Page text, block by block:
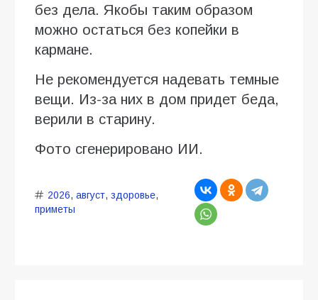
без дела. Якобы таким образом
можно остаться без копейки в
кармане.
Не рекомендуется надевать темные
вещи. Из-за них в дом придет беда,
верили в старину.
Фото сгенерировано ИИ.
2026, август, здоровье,
приметы